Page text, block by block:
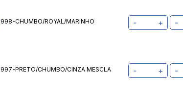
998-CHUMBO/ROYAL/MARINHO - + -
997-PRETO/CHUMBO/CINZA MESCLA - + -